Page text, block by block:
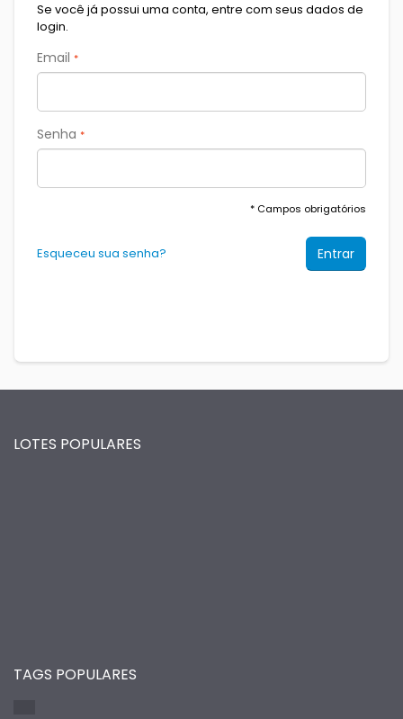
Se você já possui uma conta, entre com seus dados de
login.
Email *
Senha *
* Campos obrigatórios
Esqueceu sua senha?
LOTES POPULARES
TAGS POPULARES